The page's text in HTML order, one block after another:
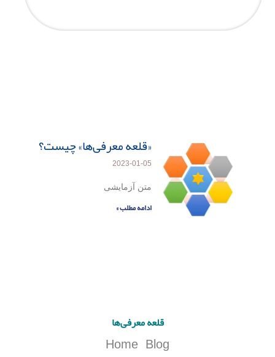
«قلعه معرفی‌ها» چیست؟
2023-01-05
متن آزمایشی
ادامه مطلب »
قلعه معرفی‌ها
Home Blog